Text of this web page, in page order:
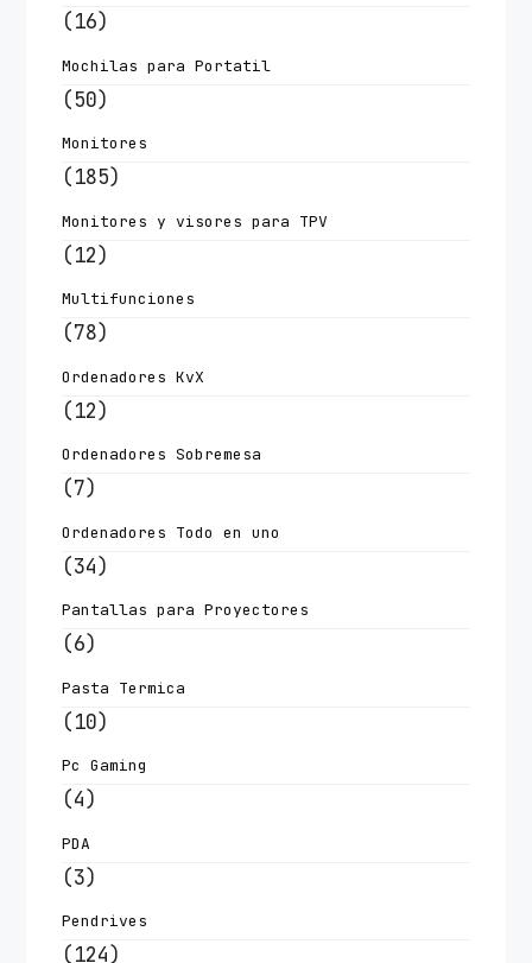
(16)
Mochilas para Portatil
(50)
Monitores
(185)
Monitores y visores para TPV
(12)
Multifunciones
(78)
Ordenadores KvX
(12)
Ordenadores Sobremesa
(7)
Ordenadores Todo en uno
(34)
Pantallas para Proyectores
(6)
Pasta Termica
(10)
Pc Gaming
(4)
PDA
(3)
Pendrives
(124)